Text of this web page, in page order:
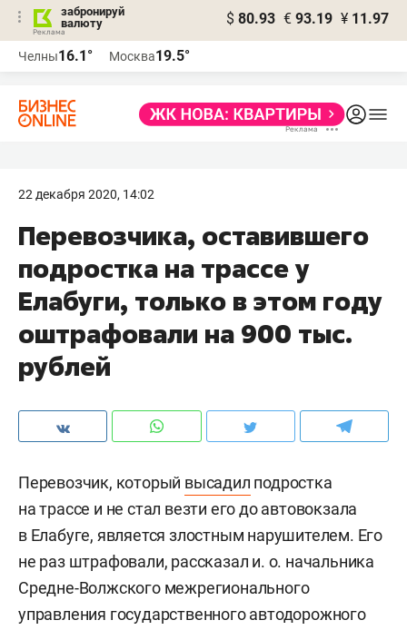
забронируй
валюту
$ 80.93 € 93.19 ¥ 11.97
Челны16.1° Москва19.5°
22 декабря 2020, 14:02
Перевозчика, оставившего
подростка на трассе у
Елабуги, только в этом году
оштрафовали на 900 тыс.
рублей
Перевозчик, который высадил подростка
на трассе и не стал везти его до автовокзала
в Елабуге, является злостным нарушителем. Его
не раз штрафовали, рассказал и. о. начальника
Средне-Волжского межрегионального
управления государственного автодорожного